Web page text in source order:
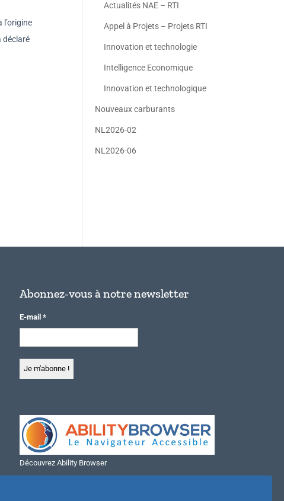
déclaré
Actualités NAE – RTI
Appel à Projets – Projets RTI
Innovation et technologie
Intelligence Economique
Innovation et technologique
Nouveaux carburants
NL2026-02
NL2026-06
Abonnez-vous à notre newsletter
E-mail *
Découvrez Ability Browser